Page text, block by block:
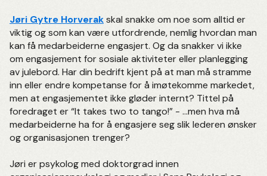
Jøri Gytre Horverakskal snakke om noe som alltid er
viktig og som kan være utfordrende, nemlig hvordan man
kan få medarbeiderne engasjert. Og da snakker vi ikke
om engasjement for sosiale aktiviteter eller planlegging
av julebord. Har din bedrift kjent på at man må stramme
inn eller endre kompetanse for å imøtekomme markedet,
men at engasjementet ikke gløder internt? Tittel på
foredraget er “It takes two to tango!” - ...men hva må
medarbeiderne ha for å engasjere seg slik lederen ønsker
og organisasjonen trenger?
Jøri er psykolog med doktorgrad innen